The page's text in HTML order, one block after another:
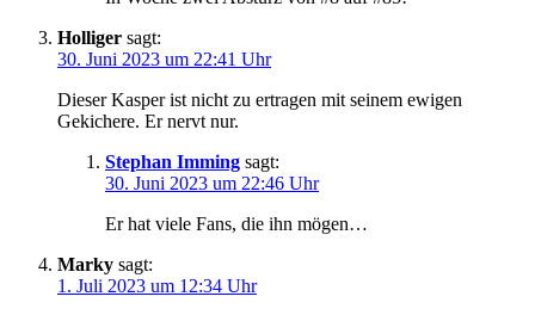
Holliger sagt:
30. Juni 2023 um 22:41 Uhr
Dieser Kasper ist nicht zu ertragen mit seinem ewigen
Gekichere. Er nervt nur.
Stephan Imming sagt:
30. Juni 2023 um 22:46 Uhr
Er hat viele Fans, die ihn mögen…
Marky sagt:
1. Juli 2023 um 12:34 Uhr